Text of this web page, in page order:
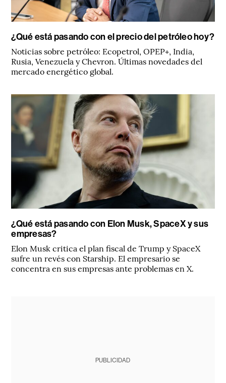
¿Qué está pasando con el precio del petróleo hoy?
Noticias sobre petróleo: Ecopetrol, OPEP+, India,
Rusia, Venezuela y Chevron. Últimas novedades del
mercado energético global.
¿Qué está pasando con Elon Musk, SpaceX y sus
empresas?
Elon Musk critica el plan fiscal de Trump y SpaceX
sufre un revés con Starship. El empresario se
concentra en sus empresas ante problemas en X.
PUBLICIDAD